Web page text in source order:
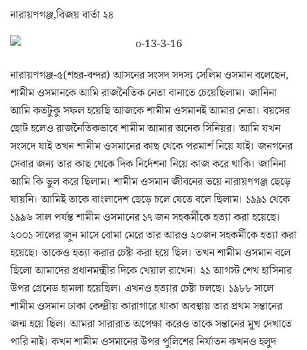
নারায়ণগঞ্জ,বিজয় বার্তা ২৪
নারায়ণগঞ্জ-৫(শহর-বন্দর) আসনের সংসদ সদস্য সেলিম ওসমান বলেছেন,
শামীম ওসমানকে আমি রাজনৈতিক নেতা বানাতে চেয়েছিলাম। জানিনা
আমি কতটুকু সফল হয়েছি আজকে শামীম ওসমানই আমার নেতা। বয়সের
ছোট হলেও রাজনৈতিকভাবে শামীম আমার অনেক সিনিয়র। আমি যখন
সংসদে যাই তখন শামীম ওসমানের কাছ থেকে পরমার্শ নিয়ে যাই। জনগনের
সেবার জন্য তার কাছ থেকে দিক নির্দেশনা নিয়ে কাজ করে থাকি। জানিনা
আমি কি ভুল করে ছিলাম। শামীম ওসমান জীবনের ভয়ে নারায়ণগঞ্জ ছেড়ে
যায়নি। আমিই তাকে বাংলাদেশ ছেড়ে চলে যেতে বলে ছিলাম। ১৯৯১ থেকে
১৯৯৬ সাল পর্যন্ত শামীম ওসমানের ১৭ জন সহকর্মীকে হত্যা করা হয়েছে।
২০০১ সালের জুন মাসে বোমা মেরে তার আরও ২০জন সহকর্মীকে হত্যা করা
হয়েছে। তাকেও হত্যা করার চেষ্টা করা হয়ে ছিল। তখন শামীম ওসমান বলে
ছিলো আমাদের প্রধানমন্ত্রীর দিকে খেয়াল রাখেন। ২১ আগস্ট শেখ হাসিনার
উপর গ্রেনেড হামলা হয়েছিল। এখনও হত্যার চেষ্টা চলছে। ১৯৮৮ সালে
শামীম ওসমান ঢাকা কেন্দ্রীয় কারাগারে থাকা অবস্থায় তার প্রথম সন্তানের
জন্ম হয়ে ছিল। আমরা সারারাত অপেক্ষা করেও তাকে সন্তানের মুখ দেখাতে
পারি নাই। কখন শামীম ওসমানের উপর পুলিশের নির্যাতন কখনও হলুদ